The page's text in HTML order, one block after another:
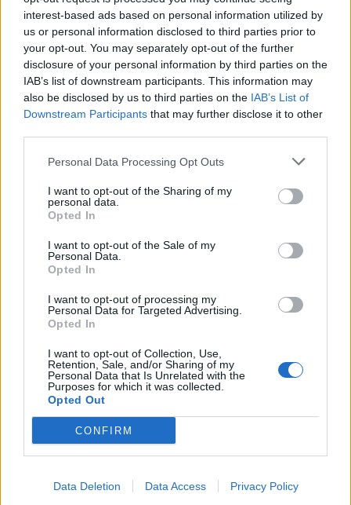
interest-based ads based on personal information utilized by
us or personal information disclosed to third parties prior to
your opt-out. You may separately opt-out of the further
disclosure of your personal information by third parties on the
IAB’s list of downstream participants. This information may
also be disclosed by us to third parties on the IAB’s List of
Downstream Participants that may further disclose it to other
Personal Data Processing Opt Outs
I want to opt-out of the Sharing of my
personal data.
Opted In
I want to opt-out of the Sale of my
Personal Data.
Opted In
I want to opt-out of processing my
Personal Data for Targeted Advertising.
Opted In
I want to opt-out of Collection, Use,
Retention, Sale, and/or Sharing of my
Personal Data that Is Unrelated with the
Purposes for which it was collected.
Opted Out
CONFIRM
Data Deletion Data Access Privacy Policy
Col de la Biche
1310 m Bugey
Col de la
Serreyrède
1299 m Cévennes
Col du Minier 1264 m
Cévennes
Col des Sept
Frères
1253 m Pyrénées
est
Col de l'Homme
1211 m Baronnies
Pic de Nore
Col du Couret
1199 m Pyrénées
Col de Cuvery
1178 m Bugey
Col de Bérentin
La Preste
1130 m
Pyrénées
est
Col de la Rochette
1112 m Bugey
Megève
1107 m Aravis
Col de Macuègne
1068 m
Col de la Croix de
Jura